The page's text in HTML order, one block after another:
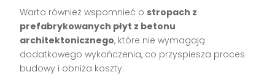
Warto również wspomnieć o stropach z
prefabrykowanych płyt z betonu
architektonicznego, które nie wymagają
dodatkowego wykończenia, co przyspiesza proces
budowy i obniża koszty.